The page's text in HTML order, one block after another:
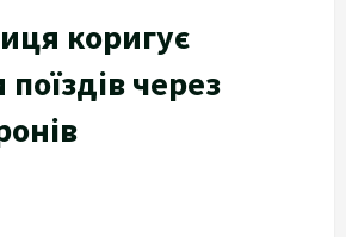
коригує
через